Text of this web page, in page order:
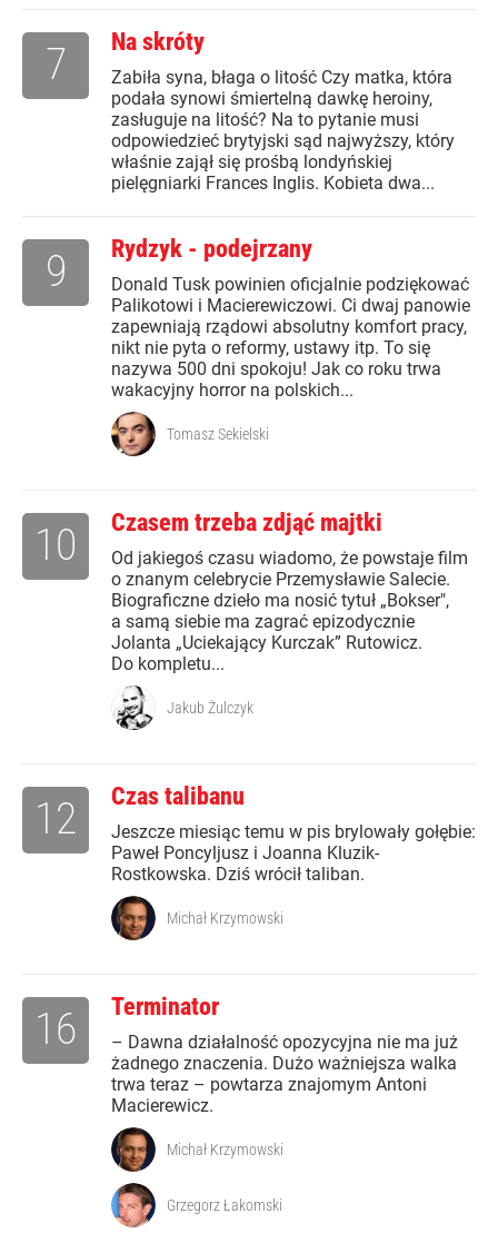
Na skróty
Zabiła syna, błaga o litość Czy matka, która
podała synowi śmiertelną dawkę heroiny,
zasługuje na litość? Na to pytanie musi
odpowiedzieć brytyjski sąd najwyższy, który
właśnie zajął się prośbą londyńskiej
pielęgniarki Frances Inglis. Kobieta dwa...
7
Rydzyk - podejrzany
Donald Tusk powinien oficjalnie podziękować
Palikotowi i Macierewiczowi. Ci dwaj panowie
zapewniają rządowi absolutny komfort pracy,
nikt nie pyta o reformy, ustawy itp. To się
nazywa 500 dni spokoju! Jak co roku trwa
wakacyjny horror na polskich...
9
Tomasz Sekielski
Czasem trzeba zdjąć majtki
Od jakiegoś czasu wiadomo, że powstaje film
o znanym celebrycie Przemysławie Salecie.
Biograficzne dzieło ma nosić tytuł „Bokser",
a samą siebie ma zagrać epizodycznie
Jolanta „Uciekający Kurczak” Rutowicz.
Do kompletu...
10
Jakub Żulczyk
Czas talibanu
Jeszcze miesiąc temu w pis brylowały gołębie:
Paweł Poncyljusz i Joanna Kluzik-
Rostkowska. Dziś wrócił taliban.
12
Michał Krzymowski
Terminator
– Dawna działalność opozycyjna nie ma już
żadnego znaczenia. Dużo ważniejsza walka
trwa teraz – powtarza znajomym Antoni
Macierewicz.
16
Michał Krzymowski
Grzegorz Łakomski